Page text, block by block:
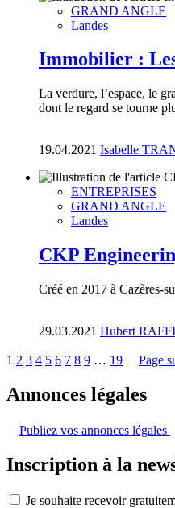
GRAND ANGLE
Landes
Immobilier :
La verdure, l’espace, le
dont le regard se tourne
19.04.2021 Isabelle
ENTREPRISES
GRAND ANGLE
Landes
CKP
Créé en 2017 à Cazères-
29.03.2021 Hubert
1 2 3 4 5 6 7 8 9 … 19 Page
Annonces légales
Publiez vos annonces légales
Inscription à la
Je souhaite recevoir